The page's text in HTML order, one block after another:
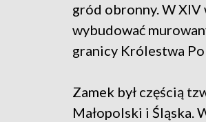
gród obronny. W
wybudować
granicy Królestwa
Zamek był częścią
Małopolski i Śląska.